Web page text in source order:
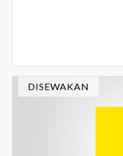
DISEWAKAN